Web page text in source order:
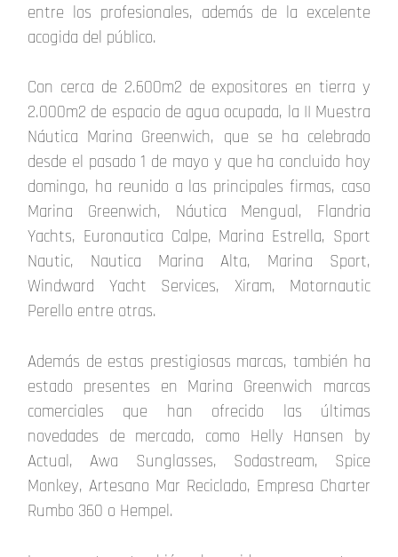
entre los profesionales, además de la excelente
acogida del público.
Con cerca de 2.600m2 de expositores en tierra y
2.000m2 de espacio de agua ocupada, la II Muestra
Náutica Marina Greenwich, que se ha celebrado
desde el pasado 1 de mayo y que ha concluido hoy
domingo, ha reunido a las principales firmas, caso
Marina Greenwich, Náutica Mengual, Flandria
Yachts, Euronautica Calpe, Marina Estrella, Sport
Nautic, Nautica Marina Alta, Marina Sport,
Windward Yacht Services, Xiram, Motornautic
Perello entre otras.
Además de estas prestigiosas marcas, también ha
estado presentes en Marina Greenwich marcas
comerciales que han ofrecido las últimas
novedades de mercado, como Helly Hansen by
Actual, Awa Sunglasses, Sodastream, Spice
Monkey, Artesano Mar Reciclado, Empresa Charter
Rumbo 360 o Hempel.